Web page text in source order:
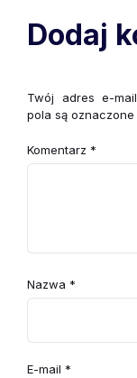
Dodaj
Twój adres e-
pola są oznaczone
Komentarz *
Nazwa *
E-mail *